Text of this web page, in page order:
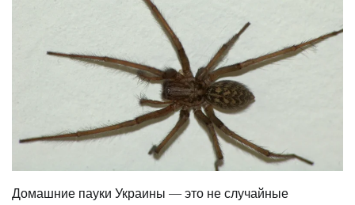
Домашние пауки Украины — это не случайные